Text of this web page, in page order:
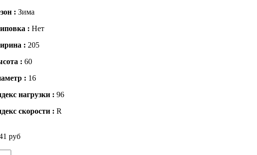
: Зима
: Нет
: 205
: 60
: 16
нагрузки : 96
скорости : R
руб